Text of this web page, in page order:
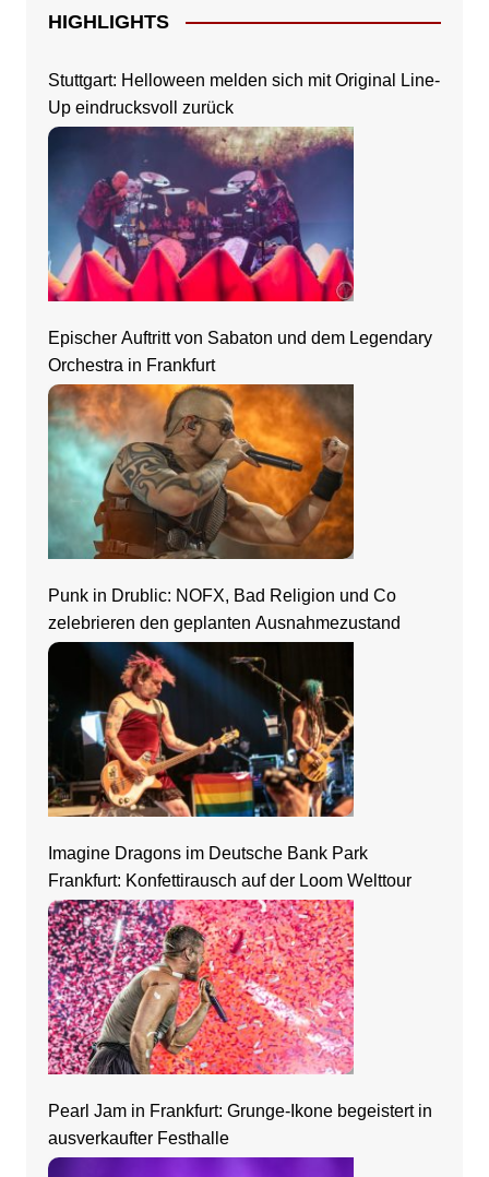
HIGHLIGHTS
Stuttgart: Helloween melden sich mit Original Line-
Up eindrucksvoll zurück
Epischer Auftritt von Sabaton und dem Legendary
Orchestra in Frankfurt
Punk in Drublic: NOFX, Bad Religion und Co
zelebrieren den geplanten Ausnahmezustand
Imagine Dragons im Deutsche Bank Park
Frankfurt: Konfettirausch auf der Loom Welttour
Pearl Jam in Frankfurt: Grunge-Ikone begeistert in
ausverkaufter Festhalle